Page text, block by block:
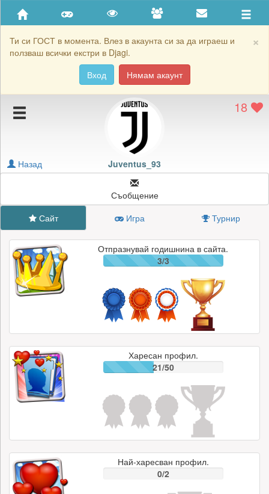
×
Ти си ГОСТ в момента. Влез в акаунта си за да играеш и
ползваш всички екстри в Djagi.
Вход
Нямам акаунт
Приятели
Хронология на игри
Подаръците на Juventus_93
Картичките на Juventus_93
Блокирай Juventus_93
18
Juventus_93
Назад
Съобщение
Сайт
Игра Турнир
Отпразнувай годишнина в сайта.
3/3
Харесан профил.
21/50
Най-харесван профил.
0/2